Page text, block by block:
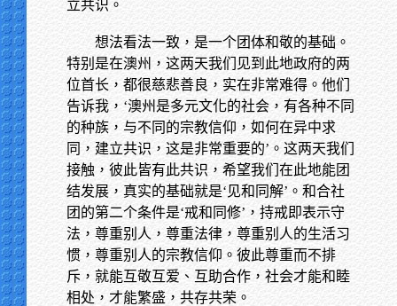
立共识。
想法看法一致，是一个团体和敬的基础。
特别是在澳州，这两天我们见到此地政府的两
位首长，都很慈悲善良，实在非常难得。他们
告诉我，‘澳州是多元文化的社会，有各种不同
的种族，与不同的宗教信仰，如何在异中求
同，建立共识，这是非常重要的’。这两天我们
接触，彼此皆有此共识，希望我们在此地能团
结发展，真实的基础就是‘见和同解’。和合社
团的第二个条件是‘戒和同修’，持戒即表示守
法，尊重别人，尊重法律，尊重别人的生活习
惯，尊重别人的宗教信仰。彼此尊重而不排
斥，就能互敬互爱、互助合作，社会才能和睦
相处，才能繁盛，共存共荣。